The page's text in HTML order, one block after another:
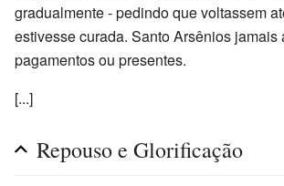
gradualmente - pedindo que voltassem
estivesse curada. Santo Arsênios jamais
pagamentos ou presentes.
[...]
Repouso e Glorificação